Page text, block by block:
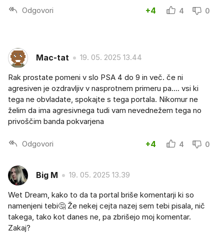
Odgovori +4 4 0
Mac-tat 19. 05. 2025 13.44
Rak prostate pomeni v slo PSA 4 do 9 in več. če ni
agresiven je ozdravljiv v nasprotnem primeru pa.... vsi ki
tega ne obvladate, spokajte s tega portala. Nikomur ne
želim da ima agresivnega tudi vam nevednežem tega no
privoščim banda pokvarjena
Odgovori +4 4 0
Big M 19. 05. 2025 13.39
Wet Dream, kako to da ta portal briše komentarji ki so
namenjeni tebi🤔 Že nekej cejta nazej sem tebi pisala, nič
takega, tako kot danes ne, pa zbrišejo moj komentar.
Zakaj?